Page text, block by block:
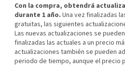
Con la compra, obtendrá
durante 1 año. Una vez finalizadas
gratuitas, las siguientes
Las nuevas actualizaciones se
finalizadas las actuales a un precio
actualizaciones también se pueden
periodo de tiempo, aunque el precio